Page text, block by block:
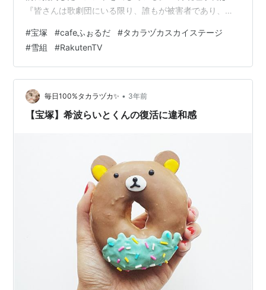
『皆さんは歌劇団にいる限り、誰もが被害者であり、ま
ークされていた。 確かに102期遺族はそれなりに上級
生。加害を一切認めず、被害しか発信しない都合の良さ
に違和感はある。 とはいえそんな102期遺族が「宝塚に
どっぷりだった」のを示すように、タカラジェンヌを満
喫している番組を配信するのは普通に怖い。 「双子の姉
と過ごした幼少期」つまり故人に…
#宝塚 #cafeふぉるだ #タカラヅカスカイステージ
#雪組 #RakutenTV
毎日100%タカラヅカ✨ • 3年前
【宝塚】希波らいとくんの復活に違和感